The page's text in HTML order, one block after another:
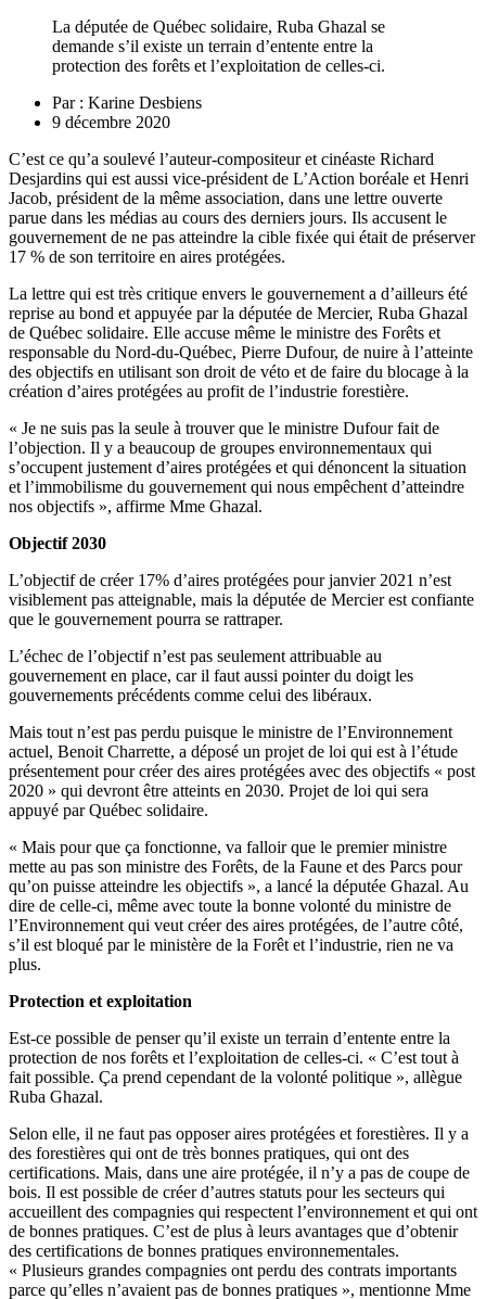
La députée de Québec solidaire, Ruba Ghazal se
demande s’il existe un terrain d’entente entre la
protection des forêts et l’exploitation de celles-ci.
Par : Karine Desbiens
9 décembre 2020
C’est ce qu’a soulevé l’auteur-compositeur et cinéaste Richard
Desjardins qui est aussi vice-président de L’Action boréale et Henri
Jacob, président de la même association, dans une lettre ouverte
parue dans les médias au cours des derniers jours. Ils accusent le
gouvernement de ne pas atteindre la cible fixée qui était de préserver
17 % de son territoire en aires protégées.
La lettre qui est très critique envers le gouvernement a d’ailleurs été
reprise au bond et appuyée par la députée de Mercier, Ruba Ghazal
de Québec solidaire. Elle accuse même le ministre des Forêts et
responsable du Nord-du-Québec, Pierre Dufour, de nuire à l’atteinte
des objectifs en utilisant son droit de véto et de faire du blocage à la
création d’aires protégées au profit de l’industrie forestière.
« Je ne suis pas la seule à trouver que le ministre Dufour fait de
l’objection. Il y a beaucoup de groupes environnementaux qui
s’occupent justement d’aires protégées et qui dénoncent la situation
et l’immobilisme du gouvernement qui nous empêchent d’atteindre
nos objectifs », affirme Mme Ghazal.
Objectif 2030
L’objectif de créer 17% d’aires protégées pour janvier 2021 n’est
visiblement pas atteignable, mais la députée de Mercier est confiante
que le gouvernement pourra se rattraper.
L’échec de l’objectif n’est pas seulement attribuable au
gouvernement en place, car il faut aussi pointer du doigt les
gouvernements précédents comme celui des libéraux.
Mais tout n’est pas perdu puisque le ministre de l’Environnement
actuel, Benoit Charrette, a déposé un projet de loi qui est à l’étude
présentement pour créer des aires protégées avec des objectifs « post
2020 » qui devront être atteints en 2030. Projet de loi qui sera
appuyé par Québec solidaire.
« Mais pour que ça fonctionne, va falloir que le premier ministre
mette au pas son ministre des Forêts, de la Faune et des Parcs pour
qu’on puisse atteindre les objectifs », a lancé la députée Ghazal. Au
dire de celle-ci, même avec toute la bonne volonté du ministre de
l’Environnement qui veut créer des aires protégées, de l’autre côté,
s’il est bloqué par le ministère de la Forêt et l’industrie, rien ne va
plus.
Protection et exploitation
Est-ce possible de penser qu’il existe un terrain d’entente entre la
protection de nos forêts et l’exploitation de celles-ci. « C’est tout à
fait possible. Ça prend cependant de la volonté politique », allègue
Ruba Ghazal.
Selon elle, il ne faut pas opposer aires protégées et forestières. Il y a
des forestières qui ont de très bonnes pratiques, qui ont des
certifications. Mais, dans une aire protégée, il n’y a pas de coupe de
bois. Il est possible de créer d’autres statuts pour les secteurs qui
accueillent des compagnies qui respectent l’environnement et qui ont
de bonnes pratiques. C’est de plus à leurs avantages que d’obtenir
des certifications de bonnes pratiques environnementales.
« Plusieurs grandes compagnies ont perdu des contrats importants
parce qu’elles n’avaient pas de bonnes pratiques », mentionne Mme